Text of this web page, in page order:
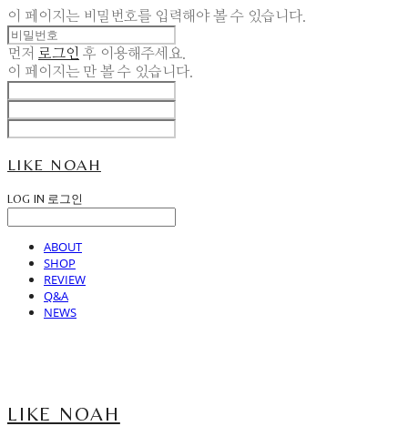
이 페이지는 비밀번호를 입력해야 볼 수 있습니다.
먼저 로그인 후 이용해주세요.
이 페이지는 만 볼 수 있습니다.
LIKE NOAH
LOG IN 로그인
ABOUT
SHOP
REVIEW
Q&A
NEWS
LIKE NOAH